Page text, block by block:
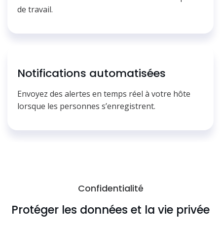
de travail.
Notifications automatisées
Envoyez des alertes en temps réel à votre hôte
lorsque les personnes s’enregistrent.
Confidentialité
Protéger les données et la vie privée